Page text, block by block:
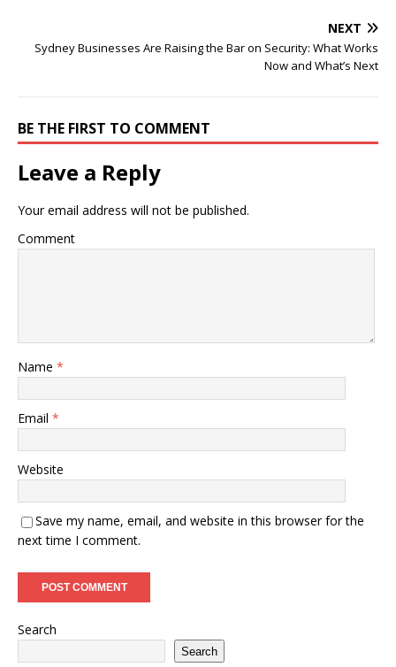
NEXT
Sydney Businesses Are Raising the Bar on Security: What Works
Now and What’s Next
BE THE FIRST TO COMMENT
Leave a Reply
Your email address will not be published.
Comment
Name *
Email *
Website
Save my name, email, and website in this browser for the
next time I comment.
Search
Search